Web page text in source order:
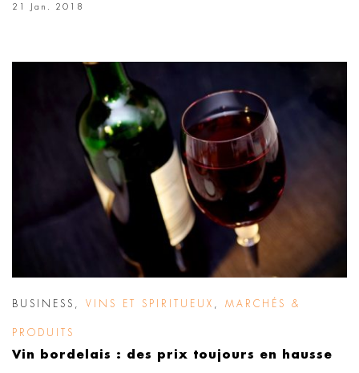
21 Jan. 2018
BUSINESS VINS ET SPIRITUEUX MARCHÉS &
PRODUITS
Vin bordelais : des prix toujours en hausse